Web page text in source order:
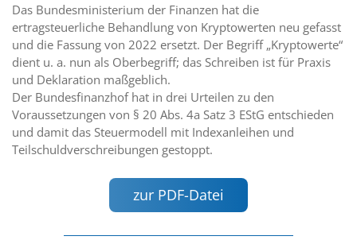
Das Bundesministerium der Finanzen hat die
ertragsteuerliche Behandlung von Kryptowerten neu gefasst
und die Fassung von 2022 ersetzt. Der Begriff „Kryptowerte“
dient u. a. nun als Oberbegriff; das Schreiben ist für Praxis
und Deklaration maßgeblich.
Der Bundesfinanzhof hat in drei Urteilen zu den
Voraussetzungen von § 20 Abs. 4a Satz 3 EStG entschieden
und damit das Steuermodell mit Indexanleihen und
Teilschuldverschreibungen gestoppt.
zur PDF-Datei